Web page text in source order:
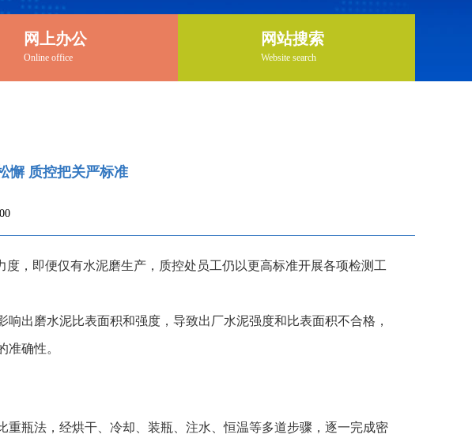
网上办公
Online office
网站搜索
Website search
懈 质控把关严标准
，即便仅有水泥磨生产，质控处员工仍以更高标准开展各项检测工
出磨水泥比表面积和强度，导致出厂水泥强度和比表面积不合格，
确性。
瓶法，经烘干、冷却、装瓶、注水、恒温等多道步骤，逐一完成密